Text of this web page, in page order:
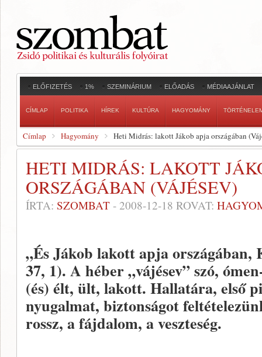
ELŐFIZETÉS 1% SZEMINÁRIUM ELŐADÁS MÉDIAAJÁNLAT
CÍMLAP POLITIKA HÍREK KULTÚRA HAGYOMÁNY
Címlap Hagyomány Heti Midrás: lakott Jákob apja országában
HETI MIDRÁS: LAKOTT
ORSZÁGÁBAN (VÁJÉSEV)
ÍRTA: SZOMBAT - 2008-12-18 ROVAT:
„És Jákob lakott apja országában,
37, 1). A héber „vájésev” szó,
(és) élt, ült, lakott. Hallatára, első
nyugalmat, biztonságot
rossz, a fájdalom, a veszteség.